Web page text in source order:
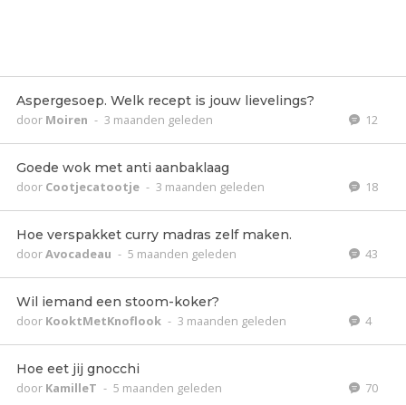
Aspergesoep. Welk recept is jouw lievelings?
door Moiren - 3 maanden geleden 12
Goede wok met anti aanbaklaag
door Cootjecatootje - 3 maanden geleden 18
Hoe verspakket curry madras zelf maken.
doorAvocadeau - 5 maanden geleden 43
Wil iemand een stoom-koker?
door KooktMetKnoflook - 3 maanden geleden 4
Hoe eet jij gnocchi
door KamilleT - 5 maanden geleden 70